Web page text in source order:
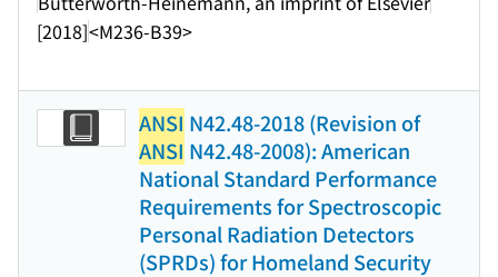
[2018]<M236-B39>
ANSI N42.48-2018 (Revision of
ANSI N42.48-2008): American
National Standard Performance
Requirements for Spectroscopic
Personal Radiation Detectors
(SPRDs) for Homeland Security